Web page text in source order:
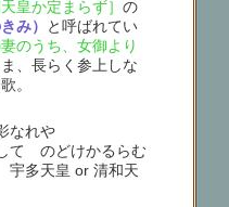
天皇か定まらず］の
み）
と呼ばれてい
妻のうち、女御より
、長らく参上しな
。
れや
のどけかるらむ
清和天